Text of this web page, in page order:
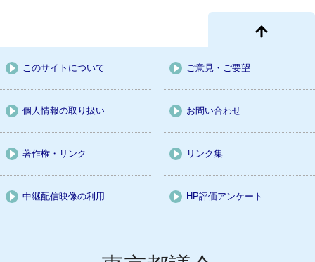
このサイトについて ご意見・ご要望
個人情報の取り扱い お問い合わせ
著作権・リンク リンク集
中継配信映像の利用 HP評価アンケート